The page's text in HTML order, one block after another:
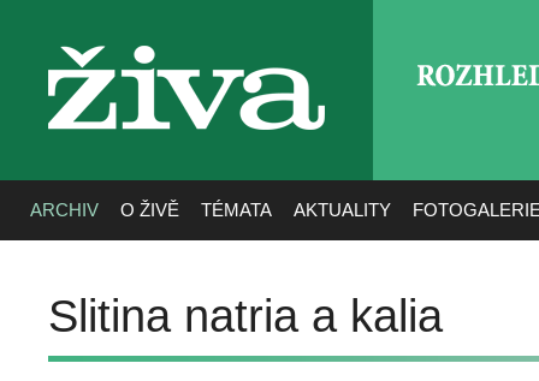
živa
ARCHIV O ŽIVĚ TÉMATA AKTUALITY
Slitina natria a kalia